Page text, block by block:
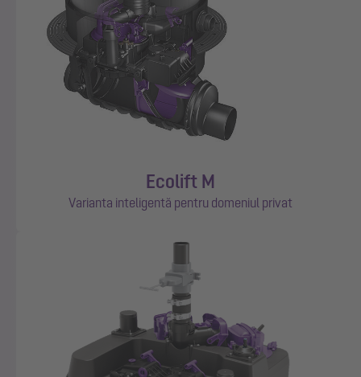
Ecolift M
Varianta inteligentă pentru domeniul privat